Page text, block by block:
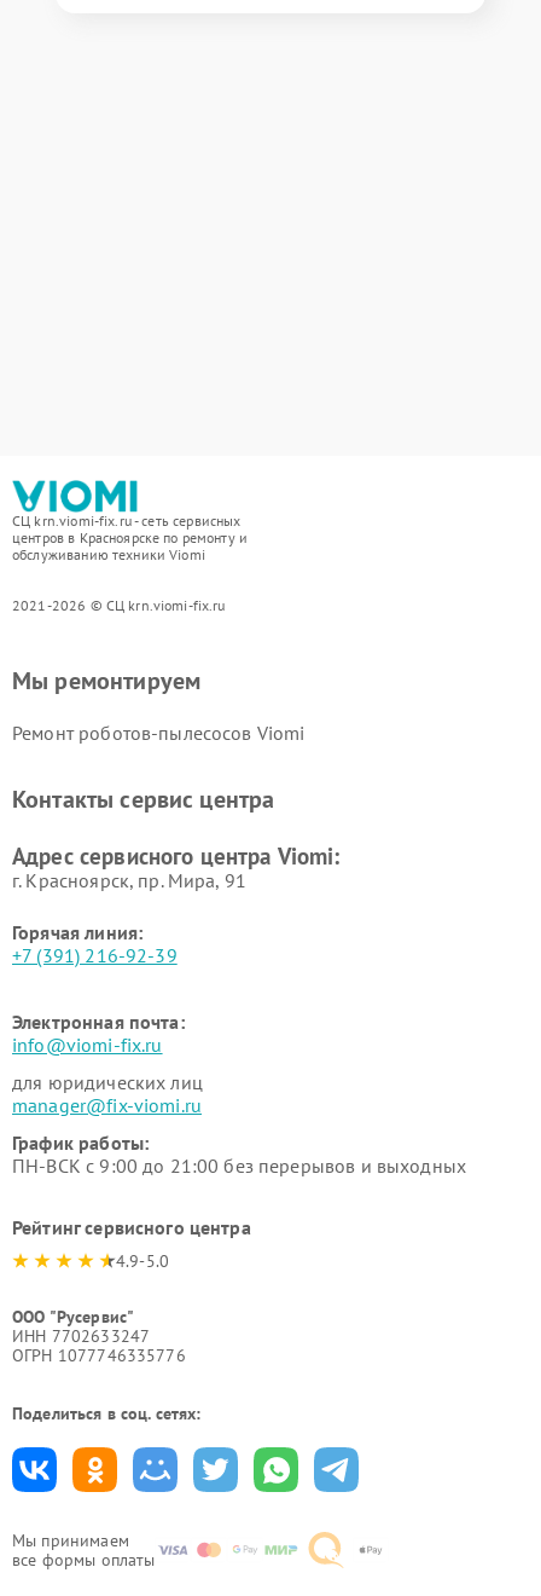
СЦ krn.viomi-fix.ru - сеть сервисных
центров в Красноярске по ремонту и
обслуживанию техники Viomi
2021-2026 © СЦ krn.viomi-fix.ru
Мы принимаем
все формы оплаты
Мы ремонтируем
Ремонт роботов-пылесосов Viomi
Контакты сервис центра
Адрес сервисного центра Viomi:
г. Красноярск, ​пр. Мира, 91
Горячая линия:
+7 (391) 216-92-39
Электронная почта:
info@viomi-fix.ru
для юридических лиц
manager@fix-viomi.ru
График работы:
ПН-ВСК с 9:00 до 21:00 без перерывов и выходных
Рейтинг сервисного центра
4.9-5.0
ООО "Русервис"
ИНН 7702633247
ОГРН 1077746335776
Поделиться в соц. сетях: